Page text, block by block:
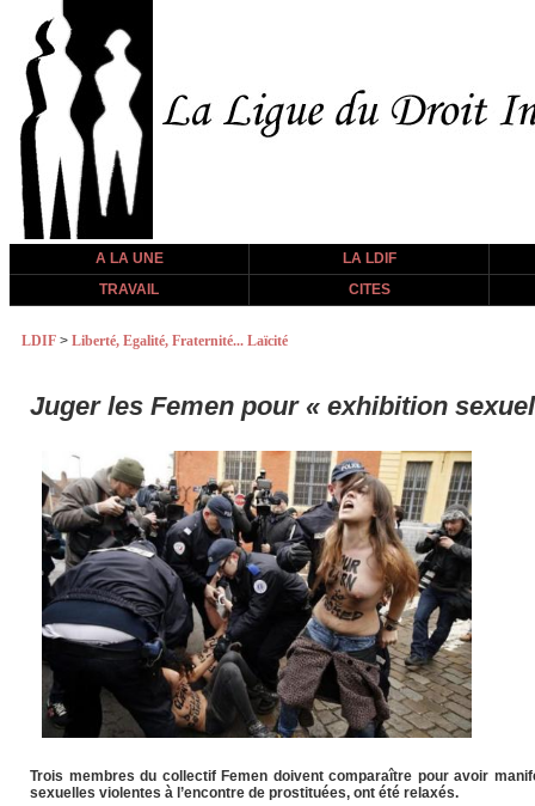
A LA UNE
LA LDIF
TRAVAIL
CITES
LDIF > Liberté, Egalité, Fraternité... Laïcité
Juger les Femen pour « exhibition
Trois membres du collectif Femen doivent comparaître pour avoir
sexuelles violentes à l’encontre de prostituées, ont été relaxés.